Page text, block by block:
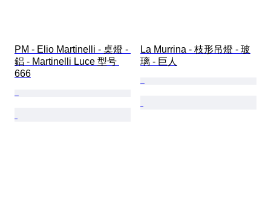
PM - Elio Martinelli - 桌燈 -
鋁 - Martinelli Luce 型号
666
La Murrina - 枝形吊燈 - 玻
璃 - 巨人